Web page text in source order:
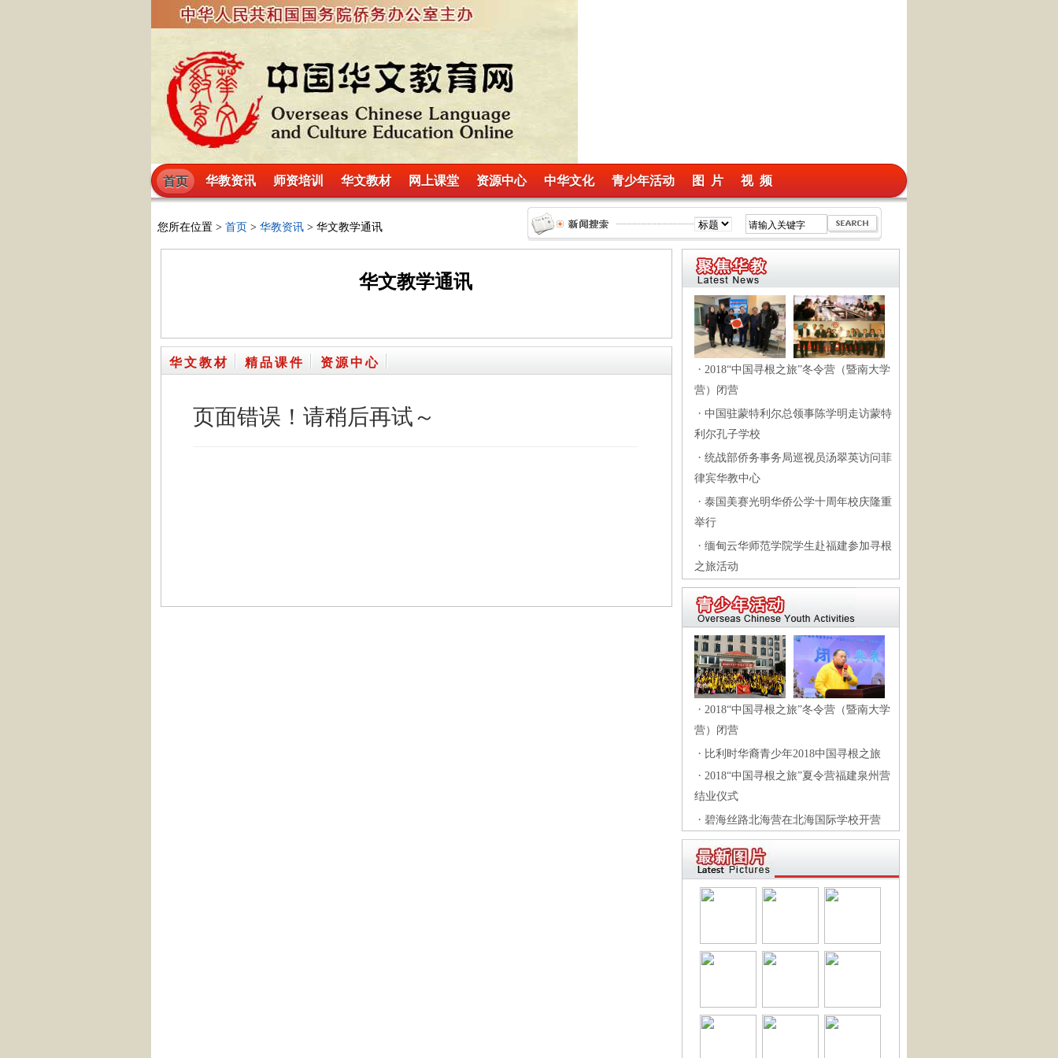
首页 华教资讯 师资培训 华文教材 网上课堂 资源中心 中华文化 青少年活动 图 片 视 频
您所在位置 > 首页 > 华教资讯 > 华文教学通讯
华文教学通讯
华文教材 精品课件 资源中心 · 2018“中国寻根之旅”冬令营（暨南大学
营）闭营
· 中国驻蒙特利尔总领事陈学明走访蒙特
利尔孔子学校
· 统战部侨务事务局巡视员汤翠英访问菲
律宾华教中心
· 泰国美赛光明华侨公学十周年校庆隆重
举行
· 缅甸云华师范学院学生赴福建参加寻根
之旅活动
· 2018“中国寻根之旅”冬令营（暨南大学
营）闭营
· 比利时华裔青少年2018中国寻根之旅
· 2018“中国寻根之旅”夏令营福建泉州营
结业仪式
· 碧海丝路北海营在北海国际学校开营